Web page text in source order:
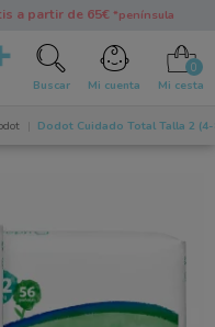
a partir de 65€ *península
Buscar Mi cuenta Mi cesta
Dodot Cuidado Total Talla 2